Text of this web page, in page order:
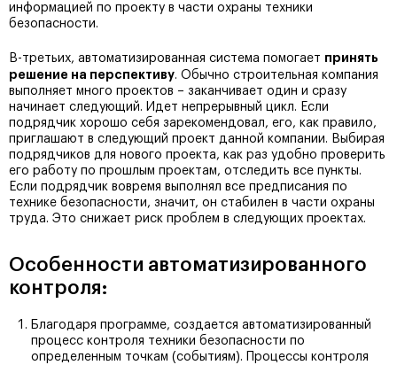
информацией по проекту в части охраны техники
безопасности.
В-третьих, автоматизированная система помогает принять
решение на перспективу. Обычно строительная компания
выполняет много проектов – заканчивает один и сразу
начинает следующий. Идет непрерывный цикл. Если
подрядчик хорошо себя зарекомендовал, его, как правило,
приглашают в следующий проект данной компании. Выбирая
подрядчиков для нового проекта, как раз удобно проверить
его работу по прошлым проектам, отследить все пункты.
Если подрядчик вовремя выполнял все предписания по
технике безопасности, значит, он стабилен в части охраны
труда. Это снижает риск проблем в следующих проектах.
Особенности автоматизированного
контроля:
Благодаря программе, создается автоматизированный
процесс контроля техники безопасности по
определенным точкам (событиям). Процессы контроля